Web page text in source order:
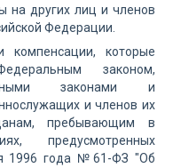
на других лиц и членов
Федерации.
компенсации, которые
законом,
законами и
и членов их
пребывающим в
предусмотренных
1996 года №61-ФЗ "Об